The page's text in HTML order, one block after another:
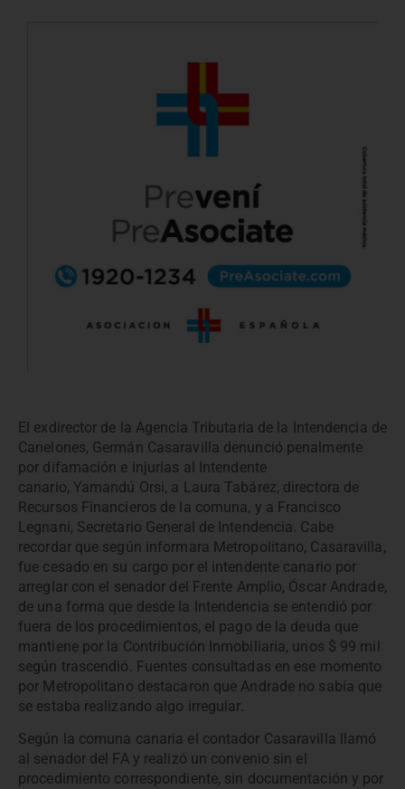
El exdirector de la Agencia Tributaria de la Intendencia de
Canelones, Germán Casaravilla denunció penalmente
por difamación e injurias al Intendente
canario, Yamandú Orsi, a Laura Tabárez, directora de
Recursos Financieros de la comuna, y a Francisco
Legnani, Secretario General de Intendencia. Cabe
recordar que según informara Metropolitano, Casaravilla,
fue cesado en su cargo por el intendente canario por
arreglar con el senador del Frente Amplio, Óscar Andrade,
de una forma que desde la Intendencia se entendió por
fuera de los procedimientos, el pago de la deuda que
mantiene por la Contribución Inmobiliaria, unos $ 99 mil
según trascendió. Fuentes consultadas en ese momento
por Metropolitano destacaron que Andrade no sabía que
se estaba realizando algo irregular.
Según la comuna canaria el contador Casaravilla llamó
al senador del FA y realizó un convenio sin el
procedimiento correspondiente, sin documentación y por